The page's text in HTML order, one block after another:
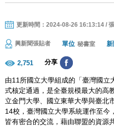
更新時間：2024-08-26 16:13:14 /
興新聞張貼者 單位 秘書室
2,751 分享
由11所國立大學組成的「臺灣國立
式核定通過，是全臺規模最大的高
立金門大學、國立東華大學與臺北
14校，臺灣國立大學系統運作至今
皆有密合的交流，藉由聯盟的資源